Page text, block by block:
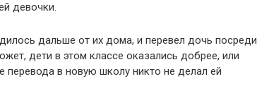
девочки.
дальше от их дома, и перевел дочь посреди
дети в этом классе оказались добрее, или
перевода в новую школу никто не делал ей